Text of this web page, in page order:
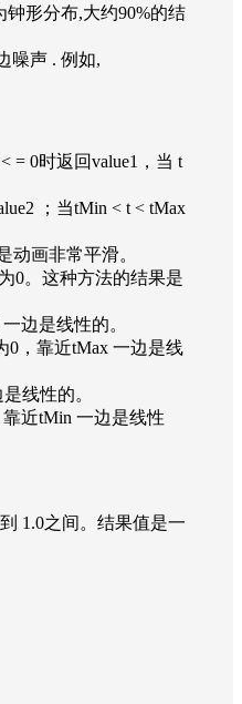
钟形分布,大约90%的结
噪声 . 例如,
= 0时返回value1，当 t
；当tMin < t < tMax
动画非常平滑。
0。这种方法的结果是
边是线性的。
0，靠近tMax 一边是线
线性的。
靠近tMin 一边是线性
1.0之间。结果值是一